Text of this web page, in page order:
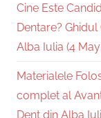
Cine Este
Dentare?
Alba Iulia (4
Materialele
complet al
Dent din Alba